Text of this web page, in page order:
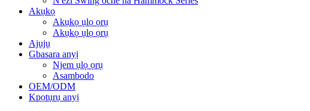
Akụkọ
Akụkọ ụlọ ọrụ
Akụkọ ụlọ ọrụ
Ajụjụ
Gbasara anyị
Njem ụlọ ọrụ
Asambodo
OEM/ODM
Kpọtụrụ anyị